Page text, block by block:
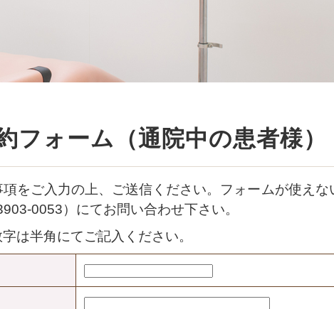
フォーム（通院中の患者様）
をご入力の上、ご送信ください。フォームが使えな
0053）にてお問い合わせ下さい。
は半角にてご記入ください。